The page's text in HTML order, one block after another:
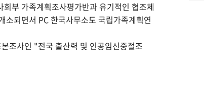
부 가족계획조사평가반과 유기적인 협조체
되면서 PC 한국사무소도 국립가족계획연
조사인 "전국 출산력 및 인공임신중절조